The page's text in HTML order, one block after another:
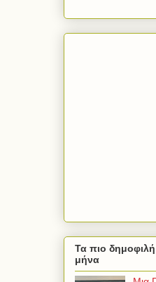
Τα πιο δημοφιλή
μήνα